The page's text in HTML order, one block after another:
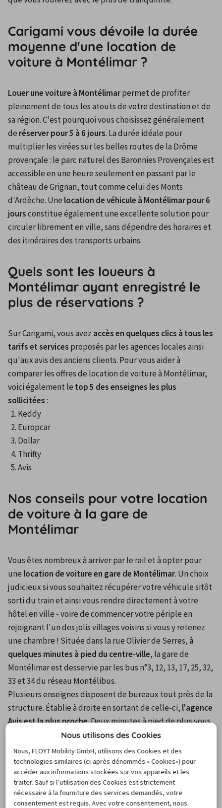
Carigami vous dévoile la durée
moyenne d'une location de
voiture à Montélimar ?
Louer une voiture à Montélimar permet de profiter
pleinement de tous les atouts de votre destination et de
sa région. C'est pourquoi vous choisissez généralement
de réserver pour 5 à 6 jours. La durée idéale pour
multiplier les virées sur les belles routes de la Drôme
provençale : le parc naturel des Baronnies Provençales est
accessible en une heure seulement en passant par le
château de Grignan, tout comme celui des Monts
d'Ardèche. Une location de véhicule à Montélimar pour 6
jours constitue également une excellente solution pour
circuler librement en ville, sans dépendre des horaires et
des itinéraires des transports urbains.
Quels sont les loueurs à
Montélimar ayant enregistré le
plus de réservations ?
Sur Carigami, vous avez accès en quelques clics à tous les
tarifs et services proposés par les agences locales ainsi
qu'aux avis des anciens clients. Pour vous aider à
comparer les offres de location de voiture à Montélimar,
voici également le top 5 des enseignes les plus
sollicitées :
Keddy
Europcar
Dollar
Thrifty
Avis
Nos conseils pour votre location
de voiture à la gare de
Montélimar
Vous êtes nombreux à arriver par le rail et à opter pour
une location de voiture en gare de Montélimar. Un choix
judicieux si vous souhaitez récupérer votre véhicule sitôt
sorti du train et ainsi vous rendre directement à votre
hôtel en ville - voire de commencer votre périple en
rejoignant l'un des jolis villages voisins si vous y retenez
une chambre ! Située dans la rue Olivier de Serres, à
quelques minutes à pied du centre-ville, la gare de
Montélimar est desservie par les bus n°3, 12, 13, 17, 25, 32,
33 et 34 du réseau Montélibus.
Plusieurs enseignes disposent de bureaux tout près de la
structure. Établie à droite en sortant de celle-ci, l'agence
Avis est la plus proche. Deux minutes à pied de plus vous
suffiront pour atteindre les enseignes Europcar, Rent A
Car, Thrifty et Hertz : toutes sont installées sur la rue
André Ducatez, de l'autre côté du parking de la gare. Si
vous choisissez l'un de ces loueurs, vous serez accueilli
lundi au samedi de 08h00 à 12h00 et de 14h00 à 18h30, ces
horaires pouvant différer légèrement selon les agences.
Nous utilisons des Cookies
Nous, FLOYT Mobility GmbH, utilisons des Cookies et des
technologies similaires (ci-après dénommés « Cookies») pour
accéder aux informations stockées sur vos appareils et les
traiter. Sauf si l’utilisation des Cookies est strictement
nécessaire à la fourniture des services demandés, votre
consentement est requis. Avec votre consentement, nous